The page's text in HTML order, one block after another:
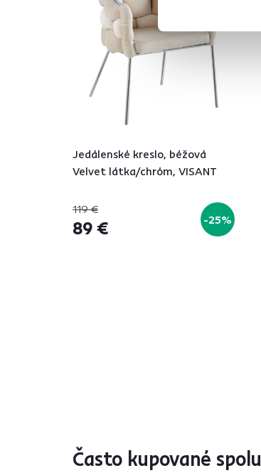
Jedálenské kreslo, béžová
Velvet látka/chróm, VISANT
119 €
89 € -25%
Často kupované spolu